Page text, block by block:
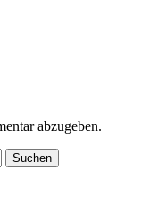
abzugeben.
Suchen